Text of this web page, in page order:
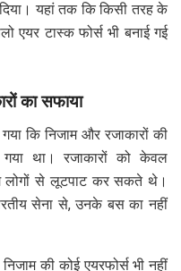
यहां तक कि किसी तरह के
एयर टास्क फोर्स भी बनाई गई
का सफाया
कि निजाम और रजाकारों की
था। रजाकारों को केवल
लोगों से लूटपाट कर सकते थे।
सेना से, उनके बस का नहीं
की कोई एयरफोर्स भी नहीं